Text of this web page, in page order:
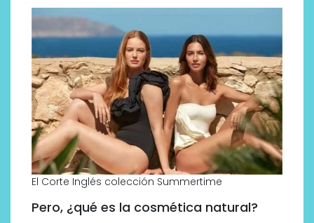
El Corte Inglés colección Summertime
Pero, ¿qué es la cosmética natural?